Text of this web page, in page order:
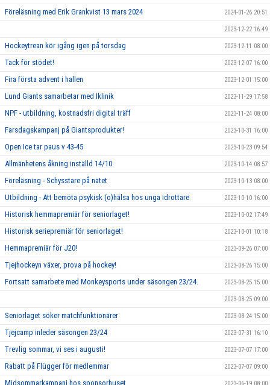
Föreläsning med Erik Grankvist 13 mars 2024 2024-01-26 20:51
2023-12-22 16:49
Hockeytrean kör igång igen på torsdag 2023-12-11 08:00
Tack för stödet! 2023-12-07 16:00
Fira första advent i hallen 2023-12-01 15:00
Lund Giants samarbetar med Iklinik 2023-11-29 17:58
NPF - utbildning, kostnadsfri digital träff 2023-11-24 08:00
Farsdagskampanj på Giantsprodukter! 2023-10-31 16:00
Open Ice tar paus v 43-45 2023-10-23 09:54
Allmänhetens åkning inställd 14/10 2023-10-14 08:57
Föreläsning - Schysstare på nätet 2023-10-13 08:00
Utbildning - Att bemöta psykisk (o)hälsa hos unga idrottare 2023-10-10 16:00
Historisk hemmapremiär för seniorlaget! 2023-10-02 17:49
Historisk seriepremiär för seniorlaget! 2023-10-01 10:18
Hemmapremiär för J20! 2023-09-26 07:00
Tjejhockeyn växer, prova på hockey! 2023-08-26 15:00
Fortsatt samarbete med Monkeysports under säsongen 23/24. 2023-08-25 15:00
2023-08-25 09:00
Seniorlaget söker matchfunktionärer 2023-08-24 15:00
Tjejcamp inleder säsongen 23/24 2023-07-31 16:10
Trevlig sommar, vi ses i augusti! 2023-07-07 17:00
Rabatt på Flügger för medlemmar 2023-07-07 09:00
Midsommarkampanj hos sponsorhuset